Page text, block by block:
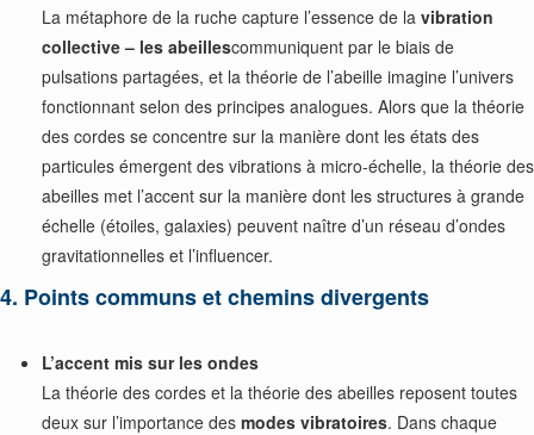
La métaphore de la ruche capture l’essence de la vibration
collective – les abeillescommuniquent par le biais de
pulsations partagées, et la théorie de l’abeille imagine l’univers
fonctionnant selon des principes analogues. Alors que la théorie
des cordes se concentre sur la manière dont les états des
particules émergent des vibrations à micro-échelle, la théorie des
abeilles met l’accent sur la manière dont les structures à grande
échelle (étoiles, galaxies) peuvent naître d’un réseau d’ondes
gravitationnelles et l’influencer.
4. Points communs et chemins divergents
L’accent mis sur les ondes
La théorie des cordes et la théorie des abeilles reposent toutes
deux sur l’importance des modes vibratoires. Dans chaque